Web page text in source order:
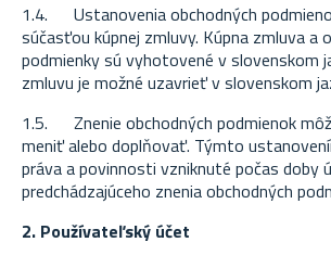
1.4. Ustanovenia obchodných
súčasťou kúpnej zmluvy. Kúpna zmluva a
podmienky sú vyhotovené v slovenskom
zmluvu je možné uzavrieť v slovenskom
1.5. Znenie obchodných podmienok
meniť alebo doplňovať. Týmto
práva a povinnosti vzniknuté počas doby
predchádzajúceho znenia obchodných
2. Používateľský účet